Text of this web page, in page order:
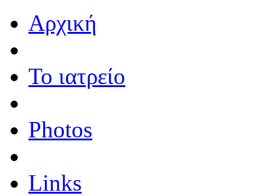
Αρχική
Το ιατρείο
Photos
Links